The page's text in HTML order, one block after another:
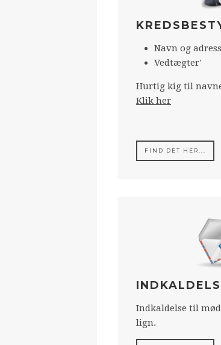
Navn og
Vedtægter'
Hurtig kig til
Klik her
FIND DET HER...
Indkaldelse til
lign.